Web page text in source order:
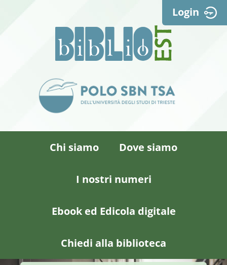
Login
Chi siamo Dove siamo
I nostri numeri
Ebook ed Edicola digitale
Chiedi alla biblioteca